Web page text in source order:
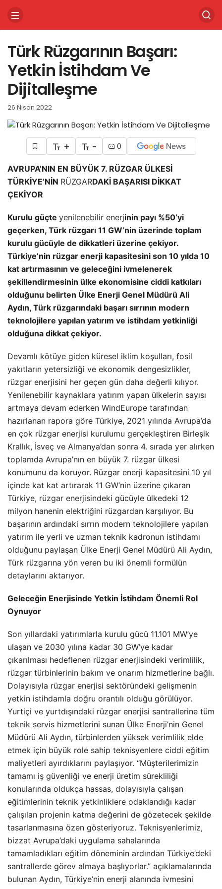
Türk Rüzgarının Başarı:
Yetkin İstihdam Ve
Dijitalleşme
26 Nisan 2022
+ - 0
AVRUPA’NIN EN BÜYÜK 7. RÜZGAR ÜLKESİ
TÜRKİYE’NİN RÜZGARDAKİ BAŞARISI DİKKAT
ÇEKİYOR
Kurulu güçte yenilenebilir enerjinin payı %50’yi
geçerken, Türk rüzgarı 11 GW’nin üzerinde toplam
kurulu gücüyle de dikkatleri üzerine çekiyor.
Türkiye’nin rüzgar enerji kapasitesini son 10 yılda 10
kat artırmasının ve geleceğini ivmelenerek
şekillendirmesinin ülke ekonomisine ciddi katkıları
olduğunu belirten Ülke Enerji Genel Müdürü Ali
Aydın, Türk rüzgarındaki başarı sırrının modern
teknolojilere yapılan yatırım ve istihdam yetkinliği
olduğuna dikkat çekiyor.
Devamlı kötüye giden küresel iklim koşulları, fosil
yakıtların yetersizliği ve ekonomik dengesizlikler,
rüzgar enerjisini her geçen gün daha değerli kılıyor.
Yenilenebilir kaynaklara yatırım yapan ülkelerin sayısı
artmaya devam ederken WindEurope tarafından
hazırlanan rapora göre Türkiye, 2021 yılında Avrupa’da
en çok rüzgar enerjisi kurulumu gerçekleştiren Birleşik
Krallık, İsveç ve Almanya’dan sonra 4. sırada yer alırken
toplamda Avrupa’nın en büyük 7. rüzgar ülkesi
konumunu da koruyor. Rüzgar enerji kapasitesini 10 yıl
içinde kat kat artırarak 11 GW’nin üzerine çıkaran
Türkiye, rüzgar enerjisindeki gücüyle ülkedeki 12
milyon hanenin elektriğini rüzgardan karşılıyor. Bu
başarının ardındaki sırrın modern teknolojilere yapılan
yatırım ile yerli ve uzman teknik kadronun istihdamı
olduğunu paylaşan Ülke Enerji Genel Müdürü Ali Aydın,
Türk rüzgarına yön veren bu iki önemli formülün
detaylarını aktarıyor.
Geleceğin Enerjisinde Yetkin İstihdam Önemli Rol
Oynuyor
Son yıllardaki yatırımlarla kurulu gücü 11.101 MW’ye
ulaşan ve 2030 yılına kadar 30 GW’ye kadar
çıkarılması hedeflenen rüzgar enerjisindeki verimlilik,
rüzgar türbinlerinin bakım ve onarım hizmetlerine bağlı.
Dolayısıyla rüzgar enerjisi sektöründeki gelişmenin
yetkin istihdamla doğru orantılı olduğu görülüyor.
Yurtiçi ve yurtdışındaki rüzgar enerjisi santrallerine tüm
teknik servis hizmetlerini sunan Ülke Enerji’nin Genel
Müdürü Ali Aydın, türbinlerden yüksek verimlilik elde
etmek için büyük role sahip teknisyenlere ciddi eğitim
maliyetleri ayırdıklarını paylaşıyor. “Müşterilerimizin
tamamı iş güvenliği ve enerji üretim sürekliliği
konularında oldukça hassas, dolayısıyla çalışan
eğitimlerinin teknik yetkinliklere odaklandığı kadar
çalışılan projenin katma değerini de gözetecek şekilde
tasarlanmasına özen gösteriyoruz. Teknisyenlerimiz,
bizzat Avrupa’daki uygulama sahalarında
tamamladıkları eğitim döneminin ardından Türkiye’deki
santrallerde görev almaya başlıyorlar.” açıklamalarında
bulunan Aydın, Türkiye’nin enerji alanında ivmesini